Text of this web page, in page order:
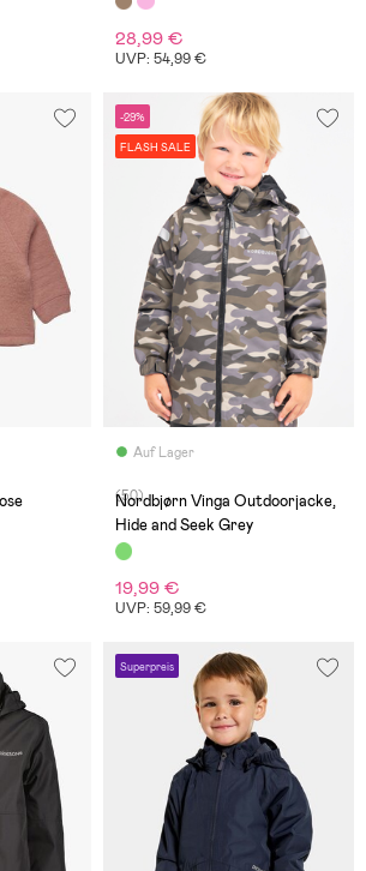
28,99 €
UVP: 54,99 €
-29%
FLASH SALE
Auf Lager
(50)
Nordbjørn Vinga Outdoorjacke,
Hide and Seek Grey
19,99 €
UVP: 59,99 €
Superpreis